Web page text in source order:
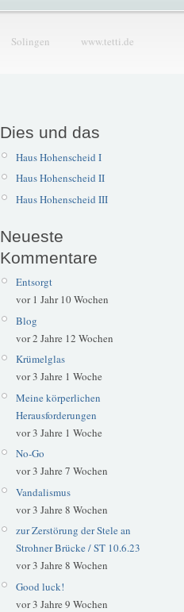
Solingen www.tetti.de
Dies und das
Haus Hohenscheid I
Haus Hohenscheid II
Haus Hohenscheid III
Neueste
Kommentare
Entsorgt
vor 1 Jahr 10 Wochen
Blog
vor 2 Jahre 12 Wochen
Krümelglas
vor 3 Jahre 1 Woche
Meine körperlichen
Herausforderungen
vor 3 Jahre 1 Woche
No-Go
vor 3 Jahre 7 Wochen
Vandalismus
vor 3 Jahre 8 Wochen
zur Zerstörung der Stele an
Strohner Brücke / ST 10.6.23
vor 3 Jahre 8 Wochen
Good luck!
vor 3 Jahre 9 Wochen